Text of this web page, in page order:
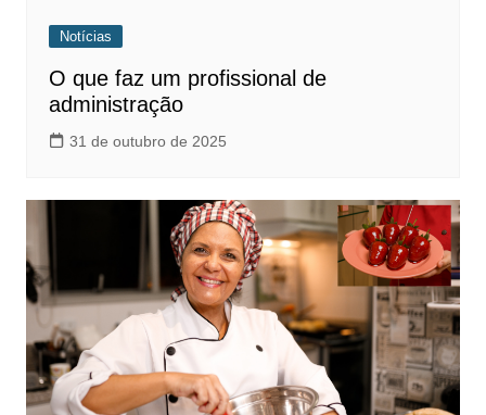
Notícias
O que faz um profissional de
administração
31 de outubro de 2025